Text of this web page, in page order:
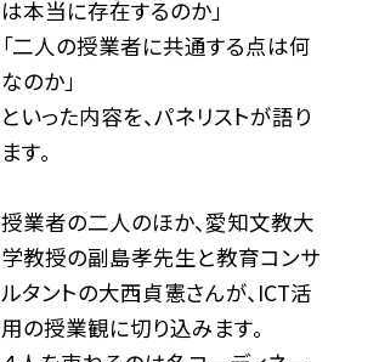
は本当に存在するのか」
「二人の授業者に共通する点は何
なのか」
といった内容を、パネリストが語り
ます。
授業者の二人のほか、愛知文教大
学教授の副島孝先生と教育コンサ
ルタントの大西貞憲さんが、ICT活
用の授業観に切り込みます。